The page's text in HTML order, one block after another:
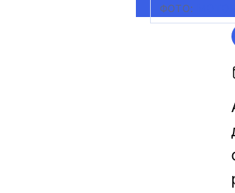
ФОТО: